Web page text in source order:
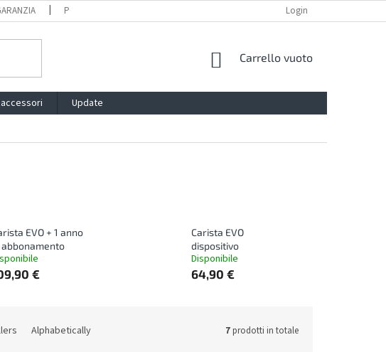
POLITICA SULLA PRIVACY BLOG
Login
SHOPPING
Carrello vuoto
Update
EVO + 1 anno
abbonamento
€
Carista EVO
dispositivo
Disponibile
64,90 €
Alphabetically 7prodotti in totale